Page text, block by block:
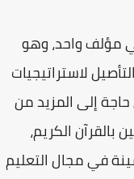
مؤلف واحد، وهو
لاستراتيجيات
إلى المزيد من
بالقرآن الكريم،
في مجال التعليم